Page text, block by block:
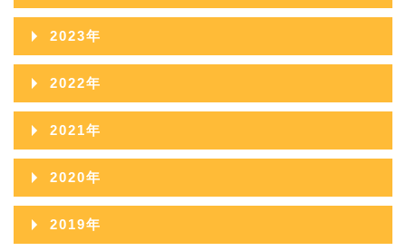
2026年06月
2026年05月
2026年04月
2026年03月
2026年02月
2026年01月
2025年11月
2025年10月
2025年09月
2025年08月
2025年07月
2025年06月
2025年05月
2024年12月
2024年11月
2024年10月
2024年09月
2024年08月
2024年07月
2023年
2023年12月
2023年11月
2023年10月
2023年09月
2023年08月
2022年
2022年12月
2022年11月
2022年10月
2022年09月
2021年
2021年12月
2021年11月
2021年10月
2020年
2020年12月
2019年